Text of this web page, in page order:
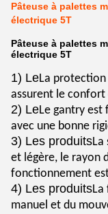
Pâteuse à palettes
électrique 5T
Pâteuse à palettes
électrique 5T
1) LeLa
assurent le
2) LeLe gantry est
avec une bonne
3) Les produitsLa
et légère, le rayon
fonctionnement
4) Les produitsLa
manuel et du